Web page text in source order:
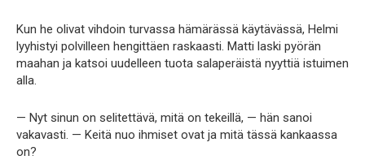
Kun he olivat vihdoin turvassa hämärässä käytävässä, Helmi
lyyhistyi polvilleen hengittäen raskaasti. Matti laski pyörän
maahan ja katsoi uudelleen tuota salaperäistä nyyttiä istuimen
alla.
— Nyt sinun on selitettävä, mitä on tekeillä, — hän sanoi
vakavasti. — Keitä nuo ihmiset ovat ja mitä tässä kankaassa
on?